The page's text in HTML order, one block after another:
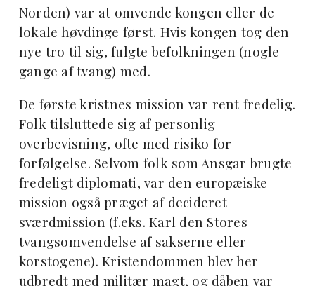
Norden) var at omvende kongen eller de
lokale høvdinge først. Hvis kongen tog den
nye tro til sig, fulgte befolkningen (nogle
gange af tvang) med.
De første kristnes mission var rent fredelig.
Folk tilsluttede sig af personlig
overbevisning, ofte med risiko for
forfølgelse. Selvom folk som Ansgar brugte
fredeligt diplomati, var den europæiske
mission også præget af decideret
sværdmission (f.eks. Karl den Stores
tvangsomvendelse af sakserne eller
korstogene). Kristendommen blev her
udbredt med militær magt, og dåben var